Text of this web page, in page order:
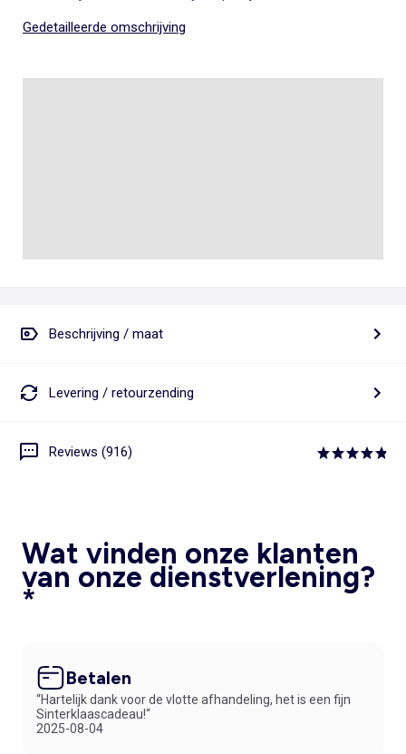
Gedetailleerde omschrijving
Beschrijving / maat
Levering / retourzending
Reviews (916)
Wat vinden onze klanten
van onze dienstverlening?
*
Betalen
“Hartelijk dank voor de vlotte afhandeling, het is een fijn
Sinterklaascadeau!“
2025-08-04